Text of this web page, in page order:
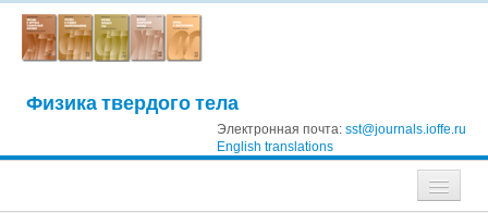
Физика твердого тела
Электронная почта: sst@journals.ioffe.ru
English translations